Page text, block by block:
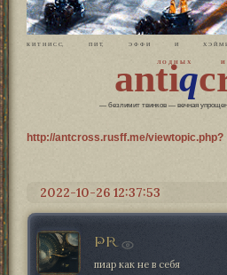
К И Т Н И С С, П И Т, Э Ф Ф И И Х Э Й
Л О Д Н Ы Х И
antiq
— безлимит твинков — вечная
http://antcross.rusff.me/
2022-10-26 12:37:53
PR
пиар как не в себя